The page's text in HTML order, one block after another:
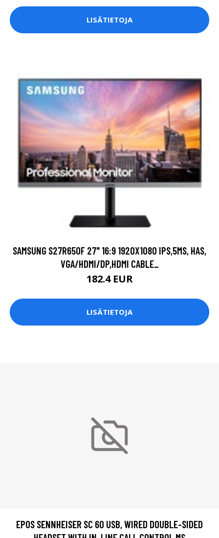
LISÄTIETOJA
SAMSUNG S27R650F 27" 16:9 1920X1080 IPS,5MS, HAS,
VGA/HDMI/DP,HDMI CABLE_
182.4 EUR
LISÄTIETOJA
EPOS SENNHEISER SC 60 USB, WIRED DOUBLE-SIDED